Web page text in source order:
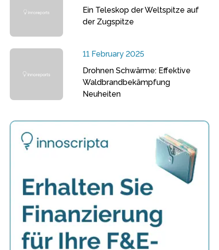
Ein Teleskop der Weltspitze auf
der Zugspitze
11 February 2025
Drohnen Schwärme: Effektive
Waldbrandbekämpfung
Neuheiten